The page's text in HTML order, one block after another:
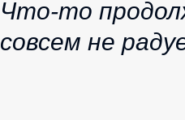
Что-то
совсем не